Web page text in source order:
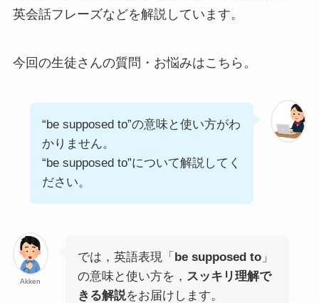
英会話フレーズなどを解説しています。
今回の生徒さんの質問・お悩みはこちら。
“be supposed to”の意味と使い方がわ
かりません。
“be supposed to”について解説してく
ださい。
Akken
では，英語表現「 be supposed to」
の意味と使い方を， スッキリ理解で
きる解説をお届けします。